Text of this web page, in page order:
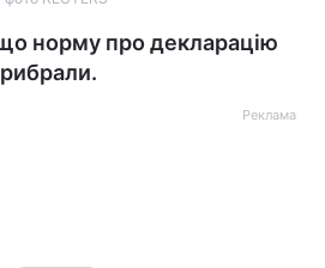
норму про декларацію
Реклама